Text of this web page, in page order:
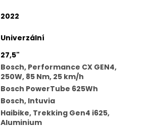
2022
Univerzální
27,5"
Bosch, Performance CX GEN4,
250W, 85 Nm, 25 km/h
Bosch PowerTube 625Wh
Bosch, Intuvia
Haibike, Trekking Gen4 i625,
Aluminium